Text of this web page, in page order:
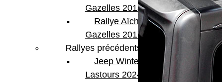
Gazelles 2018
Rallye Aïcha des
Gazelles 2017
Rallyes précédents
Jeep Winter
Lastours 2024